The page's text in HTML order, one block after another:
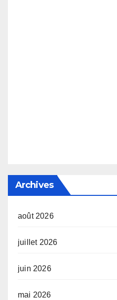
Archives
août 2026
juillet 2026
juin 2026
mai 2026